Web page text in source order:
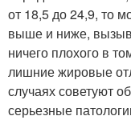
от 18,5 до 24,9, то
выше и ниже,
ничего плохого в
лишние жировые
случаях советуют
серьезные